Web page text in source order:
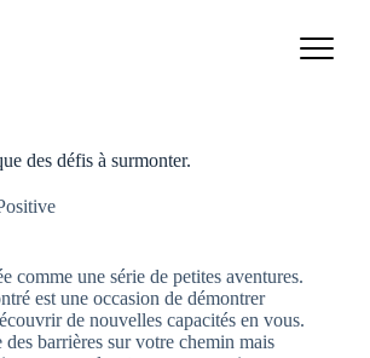
des défis à surmonter.
comme une série de petites aventures.
est une occasion de démontrer
de nouvelles capacités en vous.
des barrières sur votre chemin mais